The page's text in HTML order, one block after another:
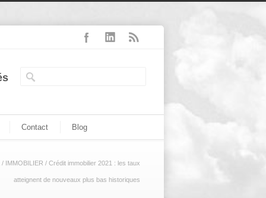
Contact Blog
/ IMMOBILIER / Crédit immobilier 2021 : les taux
atteignent de nouveaux plus bas historiques